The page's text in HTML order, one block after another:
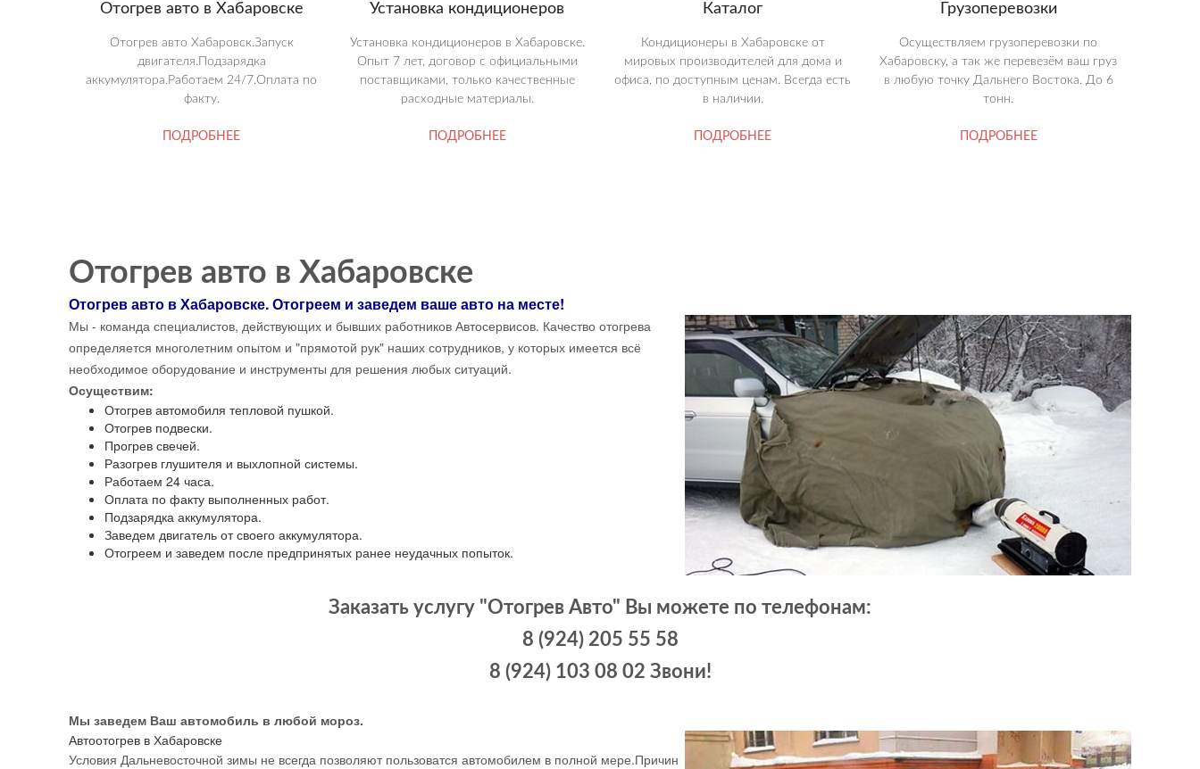
Отогрев авто в Хабаровске
Отогрев авто Хабаровск.Запуск
двигателя.Подзарядка
аккумулятора.Работаем 24/7.Оплата по
факту.
ПОДРОБНЕЕ
Установка кондиционеров
Установка кондиционеров в Хабаровске.
Опыт 7 лет, договор с официальными
поставщиками, только качественные
расходные материалы.
ПОДРОБНЕЕ
Каталог
Кондиционеры в Хабаровске от
мировых производителей для дома и
офиса, по доступным ценам. Всегда есть
в наличии.
ПОДРОБНЕЕ
Грузоперевозки
Осуществляем грузоперевозки по
Хабаровску, а так же перевезём ваш груз
в любую точку Дальнего Востока. До 6
тонн.
ПОДРОБНЕЕ
Отогрев авто в Хабаровске
Отогрев авто в Хабаровске. Отогреем и заведем ваше авто на месте!
Мы - команда специалистов, действующих и бывших работников Автосервисов. Качество отогрева
определяется многолетним опытом и "прямотой рук" наших сотрудников, у которых имеется всё
необходимое оборудование и инструменты для решения любых ситуаций.
Осуществим:
Отогрев автомобиля тепловой пушкой.
Отогрев подвески.
Прогрев свечей.
Разогрев глушителя и выхлопной системы.
Работаем 24 часа.
Оплата по факту выполненных работ.
Подзарядка аккумулятора.
Заведем двигатель от своего аккумулятора.
Отогреем и заведем после предпринятых ранее неудачных попыток.
Заказать услугу "Отогрев Авто" Вы можете по телефонам:
8 (924) 205 55 58
8 (924) 103 08 02 Звони!
Мы заведем Ваш автомобиль в любой мороз.
Автоотогрев в Хабаровске
Условия Дальневосточной зимы не всегда позволяют пользоватся автомобилем в полной мере.Причин